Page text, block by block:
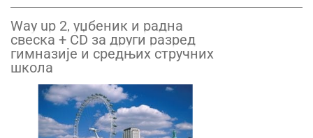
Way up 2, уџбеник и радна
свеска + CD за други разред
гимназије и средњих стручних
школа